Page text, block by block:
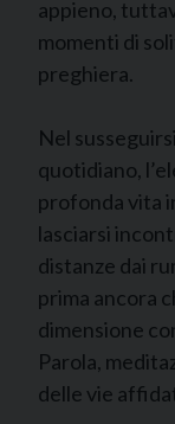
appieno,
momenti di
preghiera.
Nel
quotidiano,
profonda vita
lasciarsi
distanze dai
prima ancora
dimensione
Parola,
delle vie